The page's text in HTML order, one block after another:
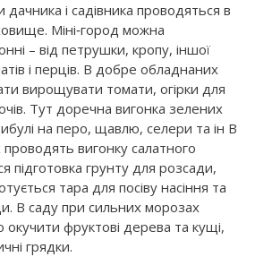
дачника і садівника проводяться в
Міні‑город можна
– від петрушки, кропу, іншої
і перців. В добре обладнаних
вирощувати томати, огірки для
Тут доречна вигонка зелених
на перо, щавлю, селери та ін В
вигонку салатного
підготовка грунту для розсади,
тара для посіву насіння та
В саду при сильних морозах
фруктові дерева та кущі,
грядки.